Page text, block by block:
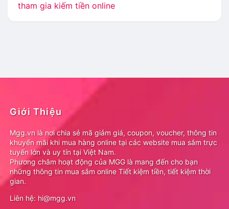
tham gia kiếm tiền online
Giới Thiệu
Mgg.vn là nơi chia sẻ mã giảm giá, coupon, voucher, thông tin
khuyến mãi khi mua hàng online tại các website mua sắm trực
tuyến lớn và uy tín tại Việt Nam.
Phương châm hoạt động của MGG là mang đến cho bạn
những thông tin mua sắm online Tiết kiệm tiền, tiết kiệm thời
gian.
Liên hệ: hi@mgg.vn